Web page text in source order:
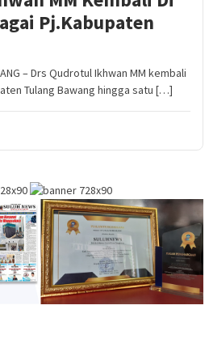
Pj.Kabupaten
– Drs Qudrotul Ikhwan MM kembali
Tulang Bawang hingga satu […]